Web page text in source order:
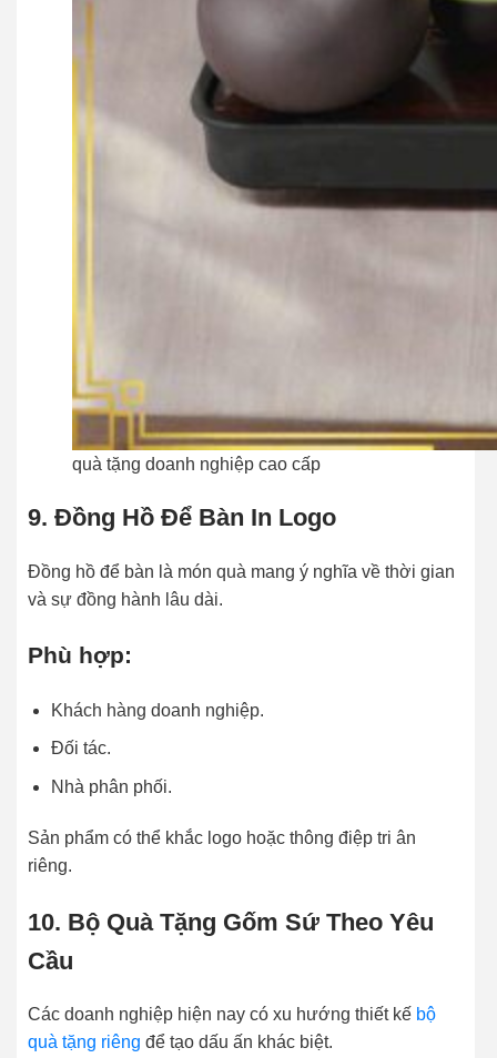
quà tặng doanh nghiệp cao cấp
9. Đồng Hồ Để Bàn In Logo
Đồng hồ để bàn là món quà mang ý nghĩa về thời gian
và sự đồng hành lâu dài.
Phù hợp:
Khách hàng doanh nghiệp.
Đối tác.
Nhà phân phối.
Sản phẩm có thể khắc logo hoặc thông điệp tri ân
riêng.
10. Bộ Quà Tặng Gốm Sứ Theo Yêu
Cầu
Các doanh nghiệp hiện nay có xu hướng thiết kế bộ
quà tặng riêng để tạo dấu ấn khác biệt.